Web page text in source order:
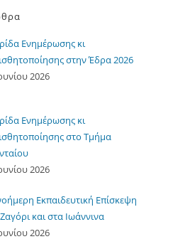
Ενημέρωσης κι
στην Έδρα 2026
2026
Ενημέρωσης κι
στο Τμήμα
2026
Εκπαιδευτική Επίσκεψη
και στα Ιωάννινα
2026